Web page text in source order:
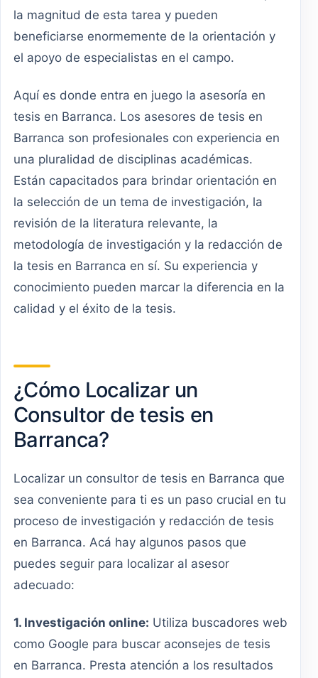
la magnitud de esta tarea y pueden
beneficiarse enormemente de la orientación y
el apoyo de especialistas en el campo.
Aquí es donde entra en juego la asesoría en
tesis en Barranca. Los asesores de tesis en
Barranca son profesionales con experiencia en
una pluralidad de disciplinas académicas.
Están capacitados para brindar orientación en
la selección de un tema de investigación, la
revisión de la literatura relevante, la
metodología de investigación y la redacción de
la tesis en Barranca en sí. Su experiencia y
conocimiento pueden marcar la diferencia en la
calidad y el éxito de la tesis.
¿Cómo Localizar un
Consultor de tesis en
Barranca?
Localizar un consultor de tesis en Barranca que
sea conveniente para ti es un paso crucial en tu
proceso de investigación y redacción de tesis
en Barranca. Acá hay algunos pasos que
puedes seguir para localizar al asesor
adecuado:
1. Investigación online: Utiliza buscadores web
como Google para buscar aconsejes de tesis
en Barranca. Presta atención a los resultados